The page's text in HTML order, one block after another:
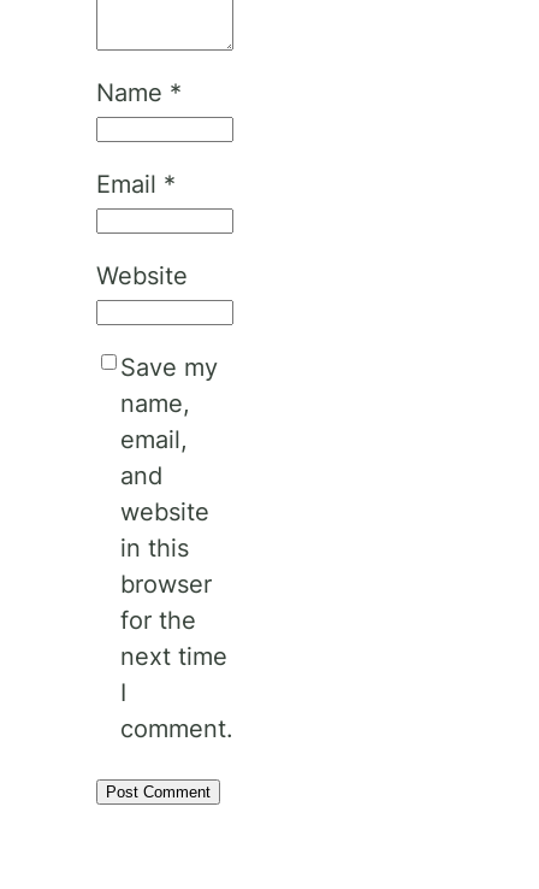
Name *
Email *
Website
Save my
name,
email,
and
website
in this
browser
for the
next time
I
comment.